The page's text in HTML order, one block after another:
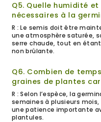
Q5. Quelle humidité
nécessaires à la
R : Le semis doit être
une atmosphère saturée,
serre chaude, tout en
non brûlante.
Q6. Combien de
graines de plantes
R : Selon l’espèce, la
semaines à plusieurs
une patience importante
plantules.